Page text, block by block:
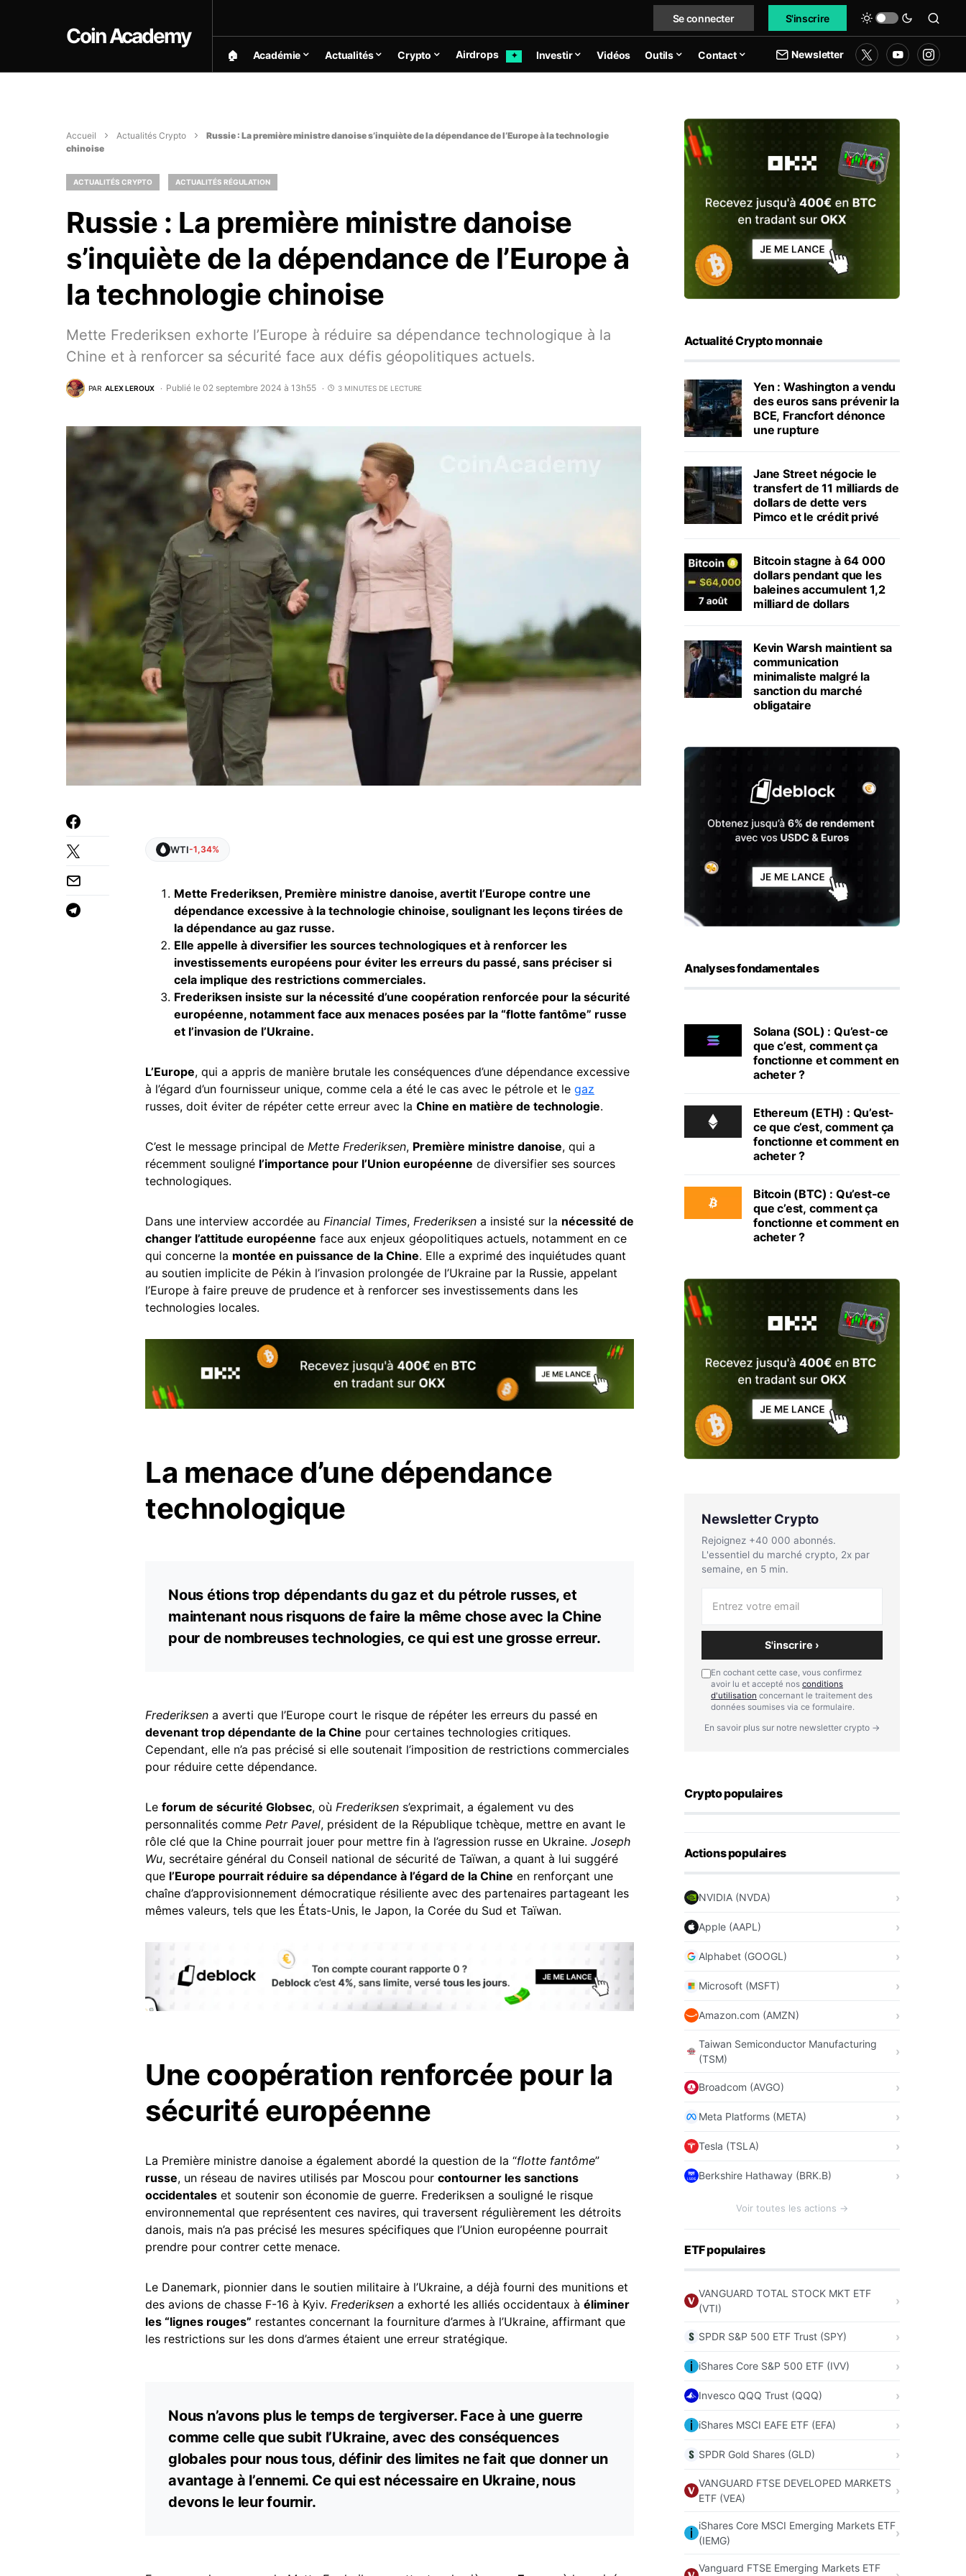
Coin Academy
Se connecter S'inscrire
🏠︎ Académie Actualités Crypto Airdrops ✦ Investir Vidéos Outils Contact Newsletter
Accueil Actualités Crypto
Russie : La première ministre danoise s’inquiète de la dépendance de l’Europe à la technologie
chinoise
ACTUALITÉS CRYPTO ACTUALITÉS RÉGULATION
Russie : La première ministre danoise
s’inquiète de la dépendance de l’Europe à
la technologie chinoise
Mette Frederiksen exhorte l’Europe à réduire sa dépendance technologique à la
Chine et à renforcer sa sécurité face aux défis géopolitiques actuels.
PAR ALEX LEROUX Publié le 02 septembre 2024 à 13h55 3 MINUTES DE LECTURE
WTI-1,34%
Mette Frederiksen, Première ministre danoise, avertit l’Europe contre une
dépendance excessive à la technologie chinoise, soulignant les leçons tirées de
la dépendance au gaz russe.
Elle appelle à diversifier les sources technologiques et à renforcer les
investissements européens pour éviter les erreurs du passé, sans préciser si
cela implique des restrictions commerciales.
Frederiksen insiste sur la nécessité d’une coopération renforcée pour la sécurité
européenne, notamment face aux menaces posées par la “flotte fantôme” russe
et l’invasion de l’Ukraine.
L’Europe, qui a appris de manière brutale les conséquences d’une dépendance excessive
à l’égard d’un fournisseur unique, comme cela a été le cas avec le pétrole et le gaz
russes, doit éviter de répéter cette erreur avec la Chine en matière de technologie.
C’est le message principal de Mette Frederiksen, Première ministre danoise, qui a
récemment souligné l’importance pour l’Union européenne de diversifier ses sources
technologiques.
Dans une interview accordée au Financial Times, Frederiksen a insisté sur la nécessité de
changer l’attitude européenne face aux enjeux géopolitiques actuels, notamment en ce
qui concerne la montée en puissance de la Chine. Elle a exprimé des inquiétudes quant
au soutien implicite de Pékin à l’invasion prolongée de l’Ukraine par la Russie, appelant
l’Europe à faire preuve de prudence et à renforcer ses investissements dans les
technologies locales.
La menace d’une dépendance
technologique
Nous étions trop dépendants du gaz et du pétrole russes, et
maintenant nous risquons de faire la même chose avec la Chine
pour de nombreuses technologies, ce qui est une grosse erreur.
Frederiksen a averti que l’Europe court le risque de répéter les erreurs du passé en
devenant trop dépendante de la Chine pour certaines technologies critiques.
Cependant, elle n’a pas précisé si elle soutenait l’imposition de restrictions commerciales
pour réduire cette dépendance.
Le forum de sécurité Globsec, où Frederiksen s’exprimait, a également vu des
personnalités comme Petr Pavel, président de la République tchèque, mettre en avant le
rôle clé que la Chine pourrait jouer pour mettre fin à l’agression russe en Ukraine. Joseph
Wu, secrétaire général du Conseil national de sécurité de Taïwan, a quant à lui suggéré
que l’Europe pourrait réduire sa dépendance à l’égard de la Chine en renforçant une
chaîne d’approvisionnement démocratique résiliente avec des partenaires partageant les
mêmes valeurs, tels que les États-Unis, le Japon, la Corée du Sud et Taïwan.
Une coopération renforcée pour la
sécurité européenne
La Première ministre danoise a également abordé la question de la “flotte fantôme”
russe, un réseau de navires utilisés par Moscou pour contourner les sanctions
occidentales et soutenir son économie de guerre. Frederiksen a souligné le risque
environnemental que représentent ces navires, qui traversent régulièrement les détroits
danois, mais n’a pas précisé les mesures spécifiques que l’Union européenne pourrait
prendre pour contrer cette menace.
Le Danemark, pionnier dans le soutien militaire à l’Ukraine, a déjà fourni des munitions et
des avions de chasse F-16 à Kyiv. Frederiksen a exhorté les alliés occidentaux à éliminer
les “lignes rouges” restantes concernant la fourniture d’armes à l’Ukraine, affirmant que
les restrictions sur les dons d’armes étaient une erreur stratégique.
Nous n’avons plus le temps de tergiverser. Face à une guerre
comme celle que subit l’Ukraine, avec des conséquences
globales pour nous tous, définir des limites ne fait que donner un
avantage à l’ennemi. Ce qui est nécessaire en Ukraine, nous
devons le leur fournir.
Actualité Crypto monnaie
Yen : Washington a vendu
des euros sans prévenir la
BCE, Francfort dénonce
une rupture
Jane Street négocie le
transfert de 11 milliards de
dollars de dette vers
Pimco et le crédit privé
Bitcoin stagne à 64 000
dollars pendant que les
baleines accumulent 1,2
milliard de dollars
Kevin Warsh maintient sa
communication
minimaliste malgré la
sanction du marché
obligataire
Analyses fondamentales
Solana (SOL) : Qu’est-ce
que c’est, comment ça
fonctionne et comment en
acheter ?
Ethereum (ETH) : Qu’est-
ce que c’est, comment ça
fonctionne et comment en
acheter ?
Bitcoin (BTC) : Qu’est-ce
que c’est, comment ça
fonctionne et comment en
acheter ?
Newsletter Crypto
Rejoignez +40 000 abonnés.
L'essentiel du marché crypto, 2x par
semaine, en 5 min.
S'inscrire ›
En cochant cette case, vous confirmez
avoir lu et accepté nos conditions
d'utilisation concernant le traitement des
données soumises via ce formulaire.
En savoir plus sur notre newsletter crypto →
Crypto populaires
Actions populaires
NVIDIA (NVDA)
Apple (AAPL)
Alphabet (GOOGL)
Microsoft (MSFT)
Amazon.com (AMZN)
Taiwan Semiconductor Manufacturing
(TSM)
Broadcom (AVGO)
Meta Platforms (META)
Tesla (TSLA)
Berkshire Hathaway (BRK.B)
Voir toutes les actions →
ETF populaires
VANGUARD TOTAL STOCK MKT ETF
(VTI)
SPDR S&P 500 ETF Trust (SPY)
iShares Core S&P 500 ETF (IVV)
Invesco QQQ Trust (QQQ)
iShares MSCI EAFE ETF (EFA)
SPDR Gold Shares (GLD)
VANGUARD FTSE DEVELOPED MARKETS
ETF (VEA)
iShares Core MSCI Emerging Markets ETF
(IEMG)
Vanguard FTSE Emerging Markets ETF